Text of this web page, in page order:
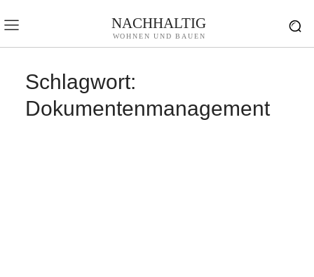
NACHHALTIG
WOHNEN UND BAUEN
Schlagwort:
Dokumentenmanagement